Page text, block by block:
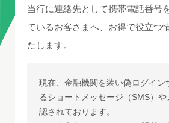
当行に連絡先として携帯電話番号
ているお客さまへ、お得で役立つ
たします。
現在、金融機関を装い偽ログイン
るショートメッセージ（SMS）
認されております。